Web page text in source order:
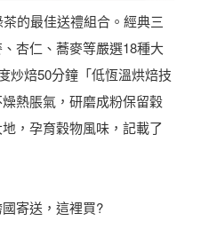
的最佳送禮組合。經典三
杏仁、蕎麥等嚴選18種大
炒焙50分鐘「低恆溫烘焙技
熱脹氣，研磨成粉保留穀
，孕育穀物風味，記載了
寄送，這裡買?